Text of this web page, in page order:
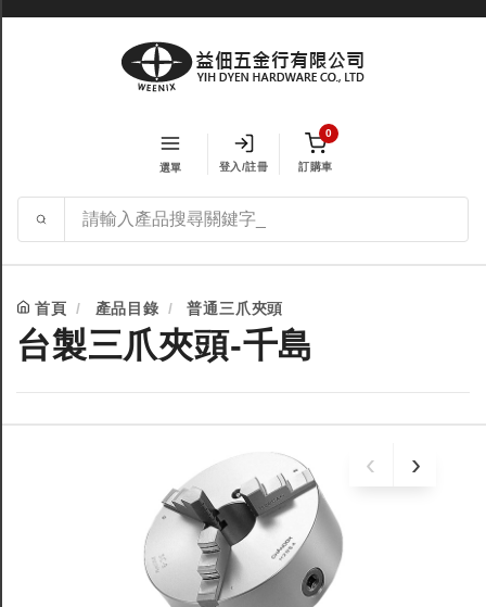
選單 登入/註冊
0
訂購車
首頁 產品目錄 普通三爪夾頭
台製三爪夾頭-千島